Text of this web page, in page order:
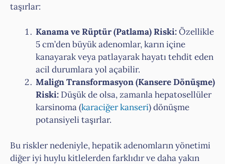
taşırlar:
Kanama ve Rüptür (Patlama) Riski:Özellikle
5 cm’den büyük adenomlar, karın içine
kanayarak veya patlayarak hayatı tehdit eden
acil durumlara yol açabilir.
Malign Transformasyon (Kansere Dönüşme)
Riski: Düşük de olsa, zamanla hepatosellüler
karsinoma (karaciğer kanseri) dönüşme
potansiyeli taşırlar.
Bu riskler nedeniyle, hepatik adenomların yönetimi
diğer iyi huylu kitlelerden farklıdır ve daha yakın